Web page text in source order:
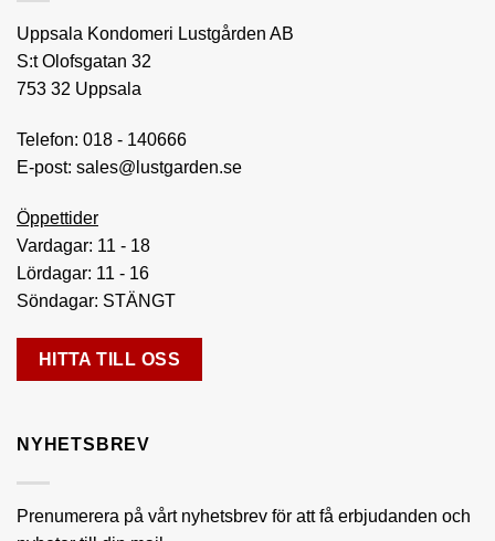
Uppsala Kondomeri Lustgården AB
S:t Olofsgatan 32
753 32 Uppsala
Telefon: 018 - 140666
E-post: sales@lustgarden.se
Öppettider
Vardagar: 11 - 18
Lördagar: 11 - 16
Söndagar: STÄNGT
HITTA TILL OSS
NYHETSBREV
Prenumerera på vårt nyhetsbrev för att få erbjudanden och